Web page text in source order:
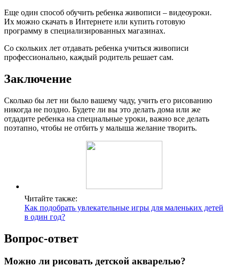
Еще один способ обучить ребенка живописи – видеоуроки.
Их можно скачать в Интернете или купить готовую
программу в специализированных магазинах.
Со скольких лет отдавать ребенка учиться живописи
профессионально, каждый родитель решает сам.
Заключение
Сколько бы лет ни было вашему чаду, учить его рисованию
никогда не поздно. Будете ли вы это делать дома или же
отдадите ребенка на специальные уроки, важно все делать
поэтапно, чтобы не отбить у малыша желание творить.
Читайте также:
Как подобрать увлекательные игры для маленьких детей
в один год?
Вопрос-ответ
Можно ли рисовать детской акварелью?